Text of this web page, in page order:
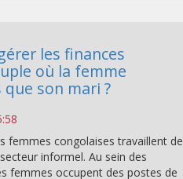
les finances
où la femme
son mari ?
femmes congolaises travaillent de
informel. Au sein des
femmes occupent des postes de